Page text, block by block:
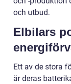
och utbud.
Elbilars
Ett av de stora
är deras